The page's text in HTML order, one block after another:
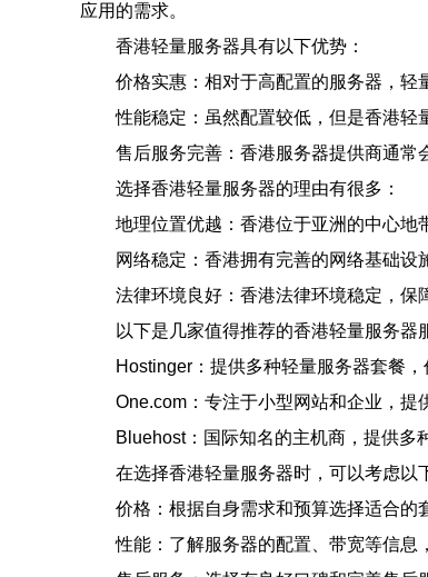
应用的需求。
香港轻量服务器具有以下优势：
价格实惠：相对于高配置的服务器，轻
性能稳定：虽然配置较低，但是香港轻
售后服务完善：香港服务器提供商通常
选择香港轻量服务器的理由有很多：
地理位置优越：香港位于亚洲的中心地
网络稳定：香港拥有完善的网络基础设
法律环境良好：香港法律环境稳定，保
以下是几家值得推荐的香港轻量服务器
Hostinger：提供多种轻量服务器套餐，
One.com：专注于小型网站和企业，提
Bluehost：国际知名的主机商，提供多
在选择香港轻量服务器时，可以考虑以
价格：根据自身需求和预算选择适合的
性能：了解服务器的配置、带宽等信息